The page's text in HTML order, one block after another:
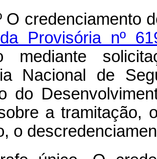
O credenciamento
Provisória nº
mediante
Nacional de
do
a tramitação,
o